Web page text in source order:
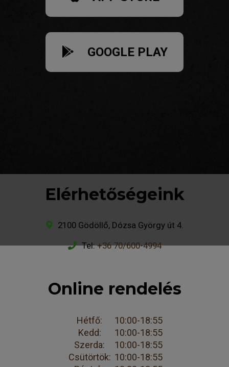
GOOGLE PLAY
Elérhetőségeink
2100 Gödöllő, Dózsa György út 4.
Tel:+36 70/600-4994
Online rendelés
Hétfő:
10:00-18:55
Kedd:
10:00-18:55
Szerda:
10:00-18:55
Csütörtök: 10:00-18:55